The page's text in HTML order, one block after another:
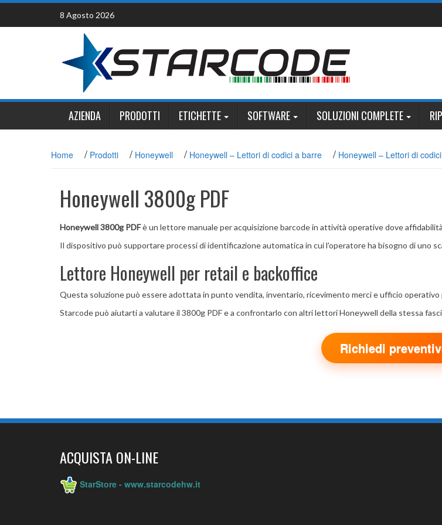
Skip
content
8 Agosto 2026
AZIENDA PRODOTTI ETICHETTE SOFTWARE SOLUZIONI COMPLETE
Home / Prodotti / Honeywell / Honeywell – Lettori di codici a barre / Honeywell – Lettori di
Honeywell 3800g PDF
Honeywell 3800g PDFè un lettore manuale per acquisizione barcode in attività operative dove
Il dispositivo può supportare processi di identificazione automatica in cui l'operatore ha bisogno di uno
Lettore Honeywell per retail e backoffice
Questa soluzione può essere adottata in punto vendita, inventario, ricevimento merci e ufficio
Starcode può aiutarti a valutare il 3800g PDF e a confrontarlo con altri lettori Honeywell della stessa
Richiedi
ACQUISTA ON-LINE
StarStore - www.starcodehw.it